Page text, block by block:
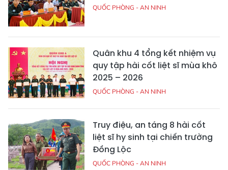
QUỐC PHÒNG - AN NINH
Quân khu 4 tổng kết nhiệm vụ
quy tập hài cốt liệt sĩ mùa khô
2025 – 2026
QUỐC PHÒNG - AN NINH
Truy điệu, an táng 8 hài cốt
liệt sĩ hy sinh tại chiến trường
Đồng Lộc
QUỐC PHÒNG - AN NINH